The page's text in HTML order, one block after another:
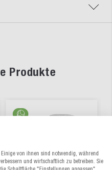
Produkte
von ihnen sind notwendig, während
und wirtschaftlich zu betreiben. Sie